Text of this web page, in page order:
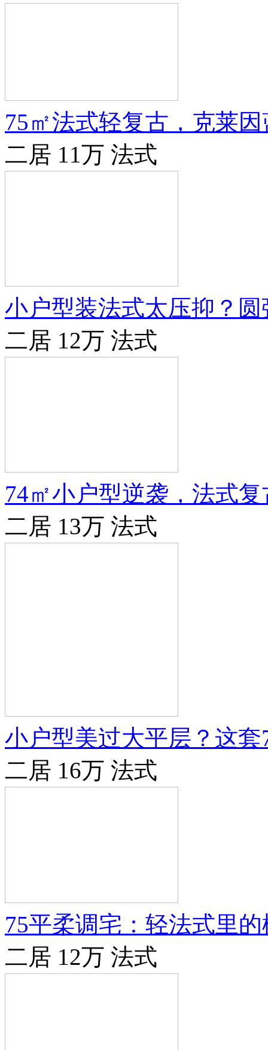
75㎡法式轻复古，克莱
二居 11万 法式
小户型装法式太压抑？
二居 12万 法式
74㎡小户型逆袭，法式
二居 13万 法式
小户型美过大平层？这
二居 16万 法式
75平柔调宅：轻法式里
二居 12万 法式